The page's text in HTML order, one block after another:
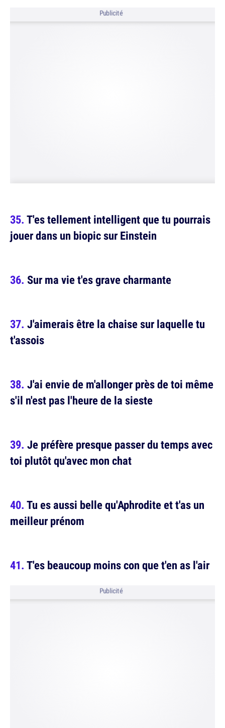
Publicité
T'es tellement intelligent que tu pourrais
jouer dans un biopic sur Einstein
Sur ma vie t'es grave charmante
J'aimerais être la chaise sur laquelle tu
t'assois
J'ai envie de m'allonger près de toi même
s'il n'est pas l'heure de la sieste
Je préfère presque passer du temps avec
toi plutôt qu'avec mon chat
Tu es aussi belle qu'Aphrodite et t'as un
meilleur prénom
T'es beaucoup moins con que t'en as l'air
Publicité